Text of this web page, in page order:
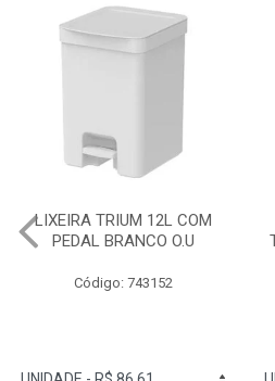
LIXEIRA TRIUM 12L COM
PEDAL BRANCO O.U
Código: 743152